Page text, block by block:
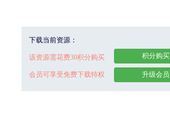
下载当前资源：
该资源需花费30积分购买
会员可享受免费下载特权
积分购买
升级会员